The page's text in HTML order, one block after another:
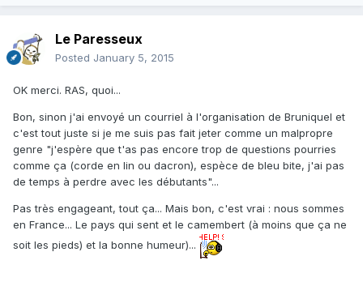
Le Paresseux
Posted January 5, 2015
OK merci. RAS, quoi...
Bon, sinon j'ai envoyé un courriel à l'organisation de Bruniquel et
c'est tout juste si je me suis pas fait jeter comme un malpropre
genre "j'espère que t'as pas encore trop de questions pourries
comme ça (corde en lin ou dacron), espèce de bleu bite, j'ai pas
de temps à perdre avec les débutants"...
Pas très engageant, tout ça... Mais bon, c'est vrai : nous sommes
en France... Le pays qui sent et le camembert (à moins que ça ne
soit les pieds) et la bonne humeur)...